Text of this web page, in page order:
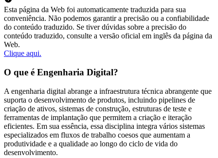
Esta página da Web foi automaticamente traduzida para sua
conveniência. Não podemos garantir a precisão ou a confiabilidade
do conteúdo traduzido. Se tiver dúvidas sobre a precisão do
conteúdo traduzido, consulte a versão oficial em inglês da página da
Web.
Clique aqui.
O que é Engenharia Digital?
A engenharia digital abrange a infraestrutura técnica abrangente que
suporta o desenvolvimento de produtos, incluindo pipelines de
criação de ativos, sistemas de construção, estruturas de teste e
ferramentas de implantação que permitem a criação e iteração
eficientes. Em sua essência, essa disciplina integra vários sistemas
especializados em fluxos de trabalho coesos que aumentam a
produtividade e a qualidade ao longo do ciclo de vida do
desenvolvimento.